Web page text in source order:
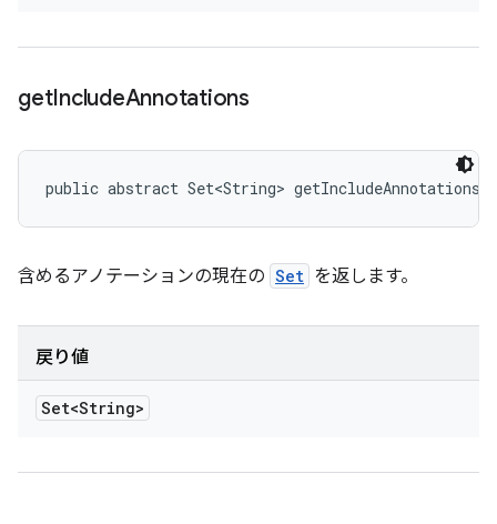
getIncludeAnnotations
public abstract Set<String> getIncludeAnnotations
含めるアノテーションの現在の Set を返します。
戻り値
Set<String>